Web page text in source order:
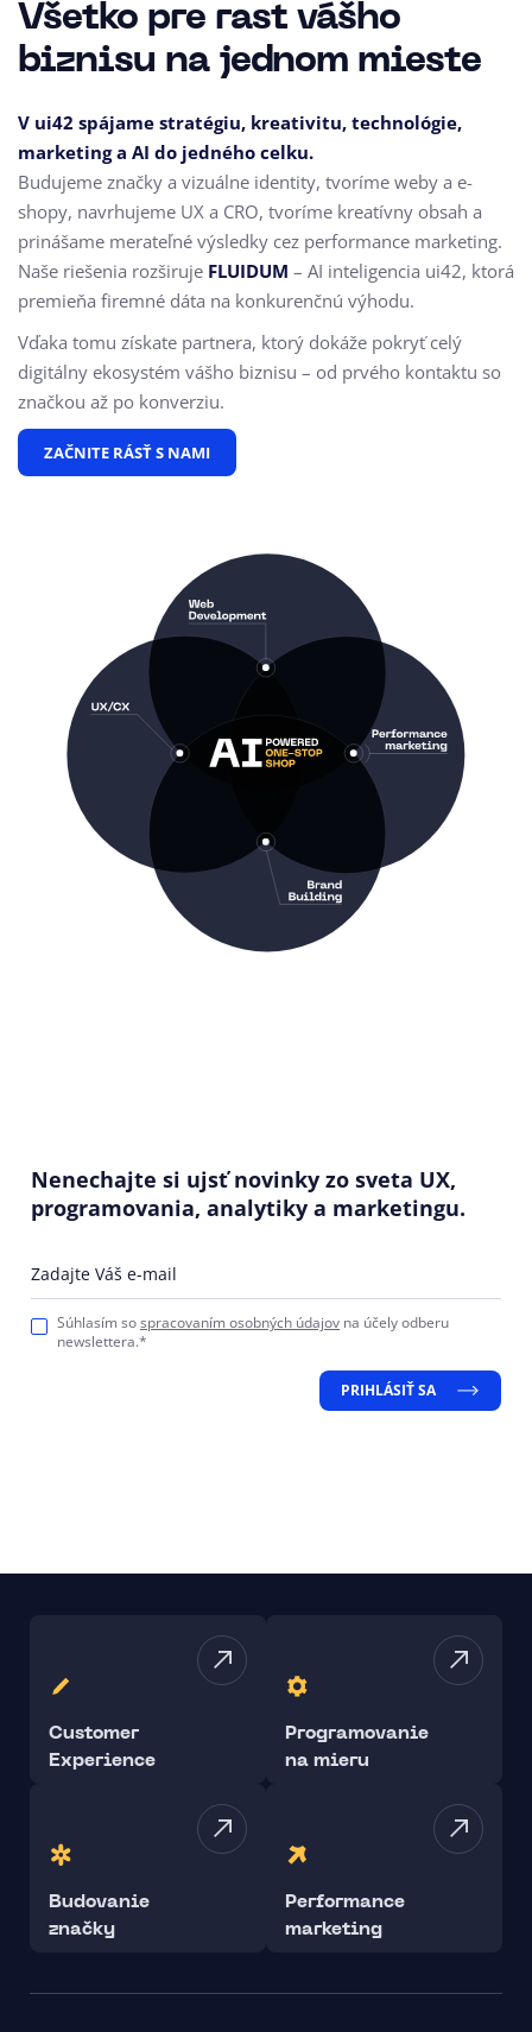
Všetko pre rast vášho
biznisu na jednom mieste
V ui42 spájame stratégiu, kreativitu, technológie,
marketing a AI do jedného celku.
Budujeme značky a vizuálne identity, tvoríme weby a e-
shopy, navrhujeme UX a CRO, tvoríme kreatívny obsah a
prinášame merateľné výsledky cez performance marketing.
Naše riešenia rozširuje FLUIDUM – AI inteligencia ui42, ktorá
premieňa firemné dáta na konkurenčnú výhodu.
Vďaka tomu získate partnera, ktorý dokáže pokryť celý
digitálny ekosystém vášho biznisu – od prvého kontaktu so
značkou až po konverziu.
ZAČNITE RÁSŤ S NAMI
Nenechajte si ujsť novinky zo sveta UX,
programovania, analytiky a marketingu.
Zadajte Váš e-mail
Súhlasím sospracovaním osobných údajov na účely odberu
newslettera.*
PRIHLÁSIŤ SA
Customer
Experience
Programovanie
na mieru
Budovanie
značky
Performance
marketing